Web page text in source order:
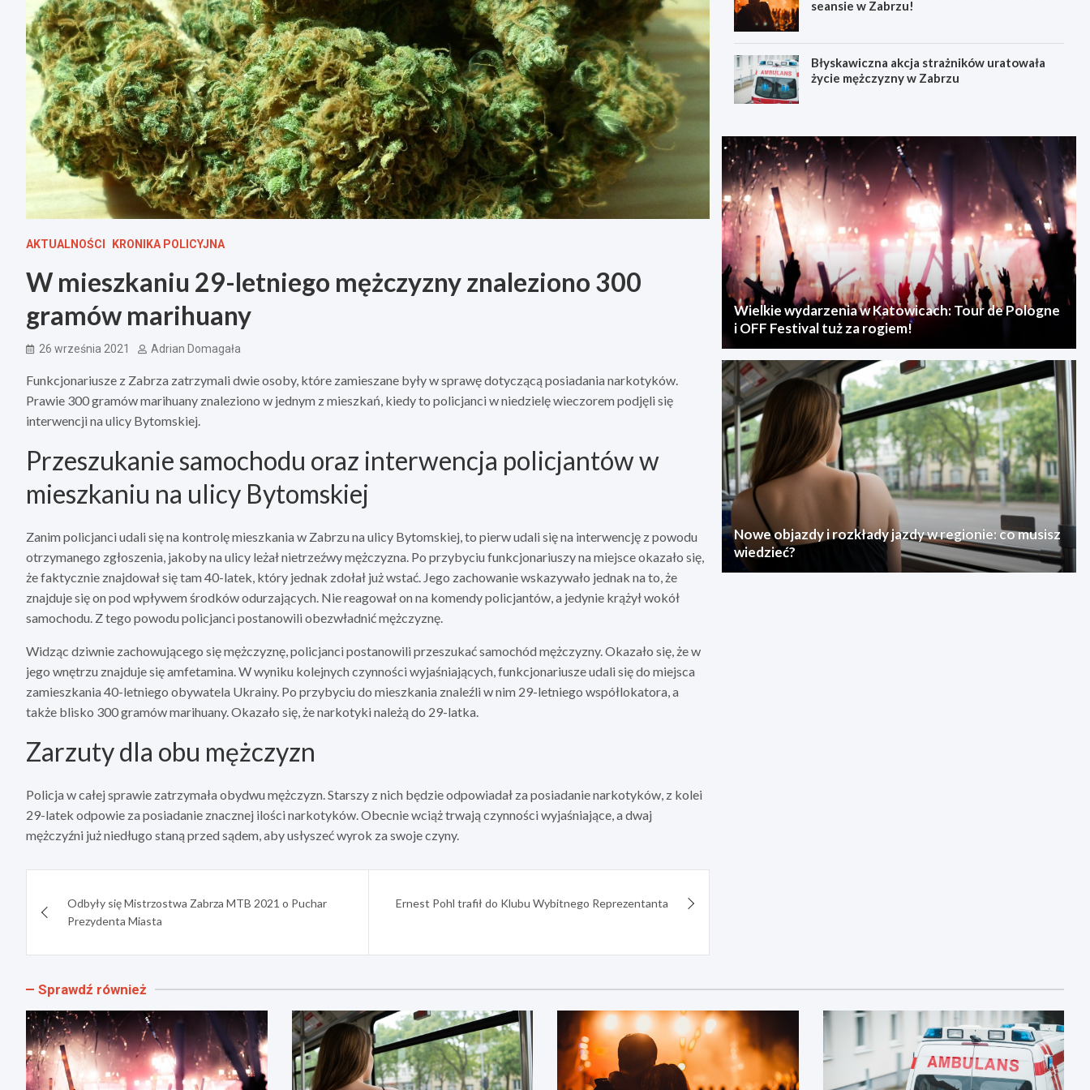
AKTUALNOŚCI KRONIKA POLICYJNA
W mieszkaniu 29-letniego mężczyzny znaleziono 300
gramów marihuany
26 września 2021 Adrian Domagała
Funkcjonariusze z Zabrza zatrzymali dwie osoby, które zamieszane były w sprawę dotyczącą posiadania narkotyków.
Prawie 300 gramów marihuany znaleziono w jednym z mieszkań, kiedy to policjanci w niedzielę wieczorem podjęli się
interwencji na ulicy Bytomskiej.
Przeszukanie samochodu oraz interwencja policjantów w
mieszkaniu na ulicy Bytomskiej
Zanim policjanci udali się na kontrolę mieszkania w Zabrzu na ulicy Bytomskiej, to pierw udali się na interwencję z powodu
otrzymanego zgłoszenia, jakoby na ulicy leżał nietrzeźwy mężczyzna. Po przybyciu funkcjonariuszy na miejsce okazało się,
że faktycznie znajdował się tam 40-latek, który jednak zdołał już wstać. Jego zachowanie wskazywało jednak na to, że
znajduje się on pod wpływem środków odurzających. Nie reagował on na komendy policjantów, a jedynie krążył wokół
samochodu. Z tego powodu policjanci postanowili obezwładnić mężczyznę.
Widząc dziwnie zachowującego się mężczyznę, policjanci postanowili przeszukać samochód mężczyzny. Okazało się, że w
jego wnętrzu znajduje się amfetamina. W wyniku kolejnych czynności wyjaśniających, funkcjonariusze udali się do miejsca
zamieszkania 40-letniego obywatela Ukrainy. Po przybyciu do mieszkania znaleźli w nim 29-letniego współlokatora, a
także blisko 300 gramów marihuany. Okazało się, że narkotyki należą do 29-latka.
Zarzuty dla obu mężczyzn
Policja w całej sprawie zatrzymała obydwu mężczyzn. Starszy z nich będzie odpowiadał za posiadanie narkotyków, z kolei
29-latek odpowie za posiadanie znacznej ilości narkotyków. Obecnie wciąż trwają czynności wyjaśniające, a dwaj
mężczyźni już niedługo staną przed sądem, aby usłyszeć wyrok za swoje czyny.
wpisuOdbyły się Mistrzostwa Zabrza MTB 2021 o Puchar
Prezydenta Miasta
Ernest Pohl trafił do Klubu Wybitnego Reprezentanta
seansie w Zabrzu!
Błyskawiczna akcja strażników uratowała
życie mężczyzny w Zabrzu
Wielkie wydarzenia w Katowicach: Tour de Pologne
i OFF Festival tuż za rogiem!
Nowe objazdy i rozkłady jazdy w regionie: co musisz
wiedzieć?
Sprawdź również